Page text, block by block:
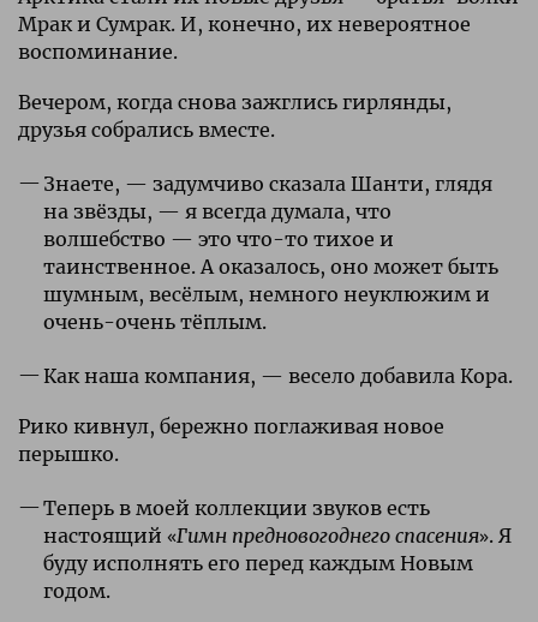
Мрак и Сумрак. И, конечно, их невероятное
воспоминание.
Вечером, когда снова зажглись гирлянды,
друзья собрались вместе.
Знаете, — задумчиво сказала Шанти, глядя
на звёзды, — я всегда думала, что
волшебство — это что-то тихое и
таинственное. А оказалось, оно может быть
шумным, весёлым, немного неуклюжим и
очень-очень тёплым.
Как наша компания, — весело добавила Кора.
Рико кивнул, бережно поглаживая новое
перышко.
Теперь в моей коллекции звуков есть
настоящий «Гимн предновогоднего спасения». Я
буду исполнять его перед каждым Новым
годом.